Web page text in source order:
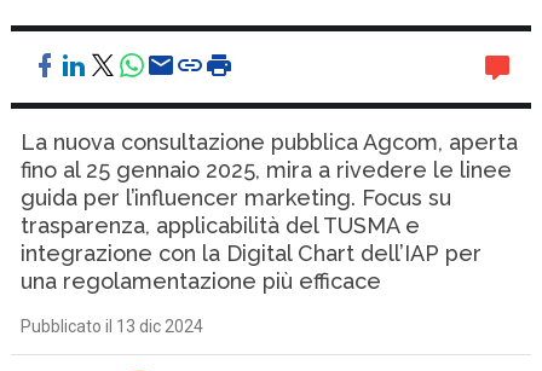
La nuova consultazione pubblica Agcom, aperta
fino al 25 gennaio 2025, mira a rivedere le linee
guida per l’influencer marketing. Focus su
trasparenza, applicabilità del TUSMA e
integrazione con la Digital Chart dell’IAP per
una regolamentazione più efficace
Pubblicato il 13 dic 2024